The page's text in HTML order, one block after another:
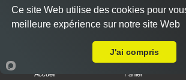
chorizo, poivrons
Accueil Panier
Ce site Web utilise des cookies pour
meilleure expérience sur notre site Web
J'ai compris